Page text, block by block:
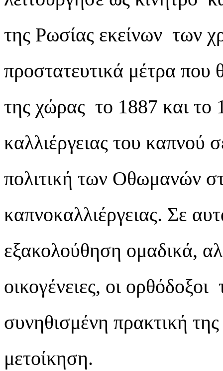
της Ρωσίας εκείνων των
προστατευτικά μέτρα που
της χώρας το 1887 και το
καλλιέργειας του καπνού
πολιτική των Οθωμανών
καπνοκαλλιέργειας. Σε
εξακολούθηση ομαδικά,
οικογένειες, οι
συνηθισμένη πρακτική
μετοίκηση.